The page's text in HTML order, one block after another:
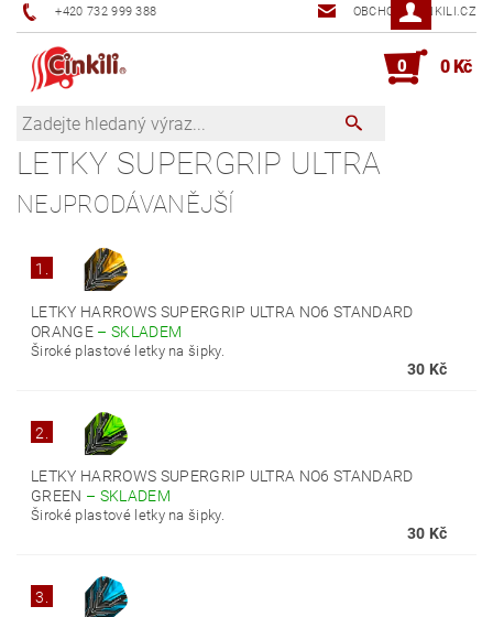
+420 732 999 388 OBCHOD@CINKILI.CZ
0 0 Kč
LETKY SUPERGRIP ULTRA
NEJPRODÁVANĚJŠÍ
1.
LETKY HARROWS SUPERGRIP ULTRA NO6 STANDARD
ORANGE –SKLADEM
Široké plastové letky na šipky.
30 Kč
2.
LETKY HARROWS SUPERGRIP ULTRA NO6 STANDARD
GREEN – SKLADEM
Široké plastové letky na šipky.
30 Kč
3.